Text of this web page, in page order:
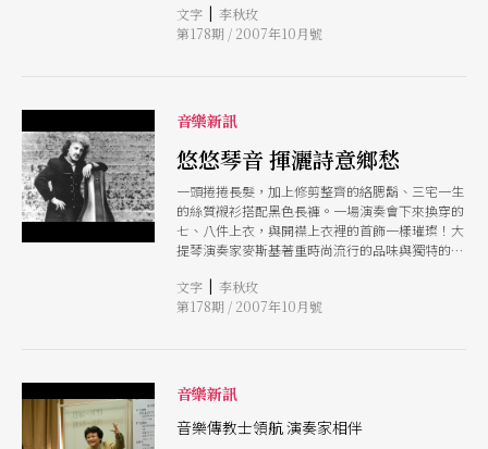
文字 | 李秋玫
第178期 / 2007年10月號
音樂新訊
悠悠琴音 揮灑詩意鄉愁
一頭捲捲長髮，加上修剪整齊的絡腮鬍、三宅一生
的絲質襯衫搭配黑色長褲。一場演奏會下來換穿的
七、八件上衣，與開襟上衣裡的首飾一樣璀璨！大
提琴演奏家麥斯基著重時尚流行的品味與獨特的外
是利用舞台上花俏的效果來博得喝采，那可就錯
了！他精湛的琴藝與絕佳的詮釋，將讓您沉浸在他
戈斯基與羅斯托波維奇兩位大提琴巨擘的肯定，也
只有麥斯基能夠做到。熟悉台灣的麥斯基此次來台
仍舊帶來十八世紀謎一般的「蒙塔格那那」名琴，
文字 | 李秋玫
第178期 / 2007年10月號
音樂新訊
音樂傳教士領航 演奏家相伴